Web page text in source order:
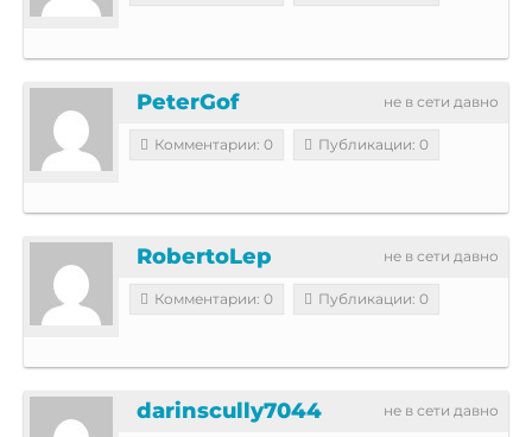
не в сети давно
PeterGof
Комментарии: 0 Публикации: 0
не в сети давно
RobertoLep
Комментарии: 0 Публикации: 0
не в сети давно
darinscully7044